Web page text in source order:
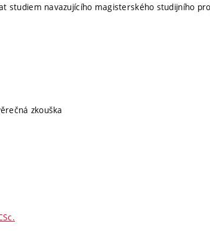
studiem navazujícího magisterského studijního
zkouška